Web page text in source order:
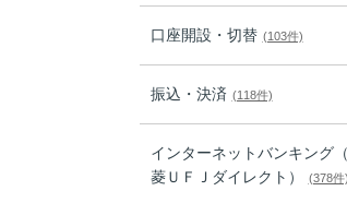
口座開設・切替 (103件)
振込・決済 (118件)
インターネットバンキング
菱ＵＦＪダイレクト）
(378件)